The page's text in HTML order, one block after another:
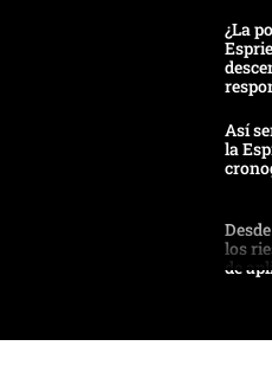
¿La
Así
la
los
de